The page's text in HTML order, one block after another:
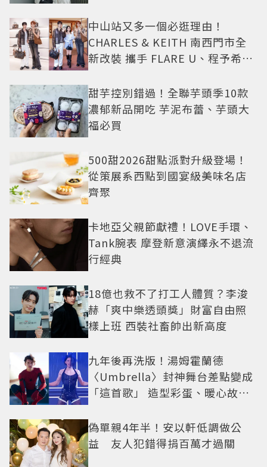
中山站又多一個必逛理由！
CHARLES & KEITH 南西門市全
新改裝 攜手 FLARE U、程予希演
甜芋控別錯過！全聯芋頭季10款
濃郁新品開吃 芋泥布蕾、芋頭大
福必買
500甜2026甜點派對升級登場！
從策展系西點到國宴級美味名店
齊聚
卡地亞父親節獻禮！LOVE手環、
Tank腕表 摩登新意演繹永不退流
行經典
18億也救不了打工人體質？李浚
赫「爽中樂透頭獎」財富自由照
樣上班 西裝社畜帥出新高度
九年後再洗版！湯姆霍蘭德
〈Umbrella〉封神舞台差點變成
「這首歌」 造型彩蛋、暖心故事
偽單親4年半！安以軒低調做公
益 友人犯錯得捐百萬才過關